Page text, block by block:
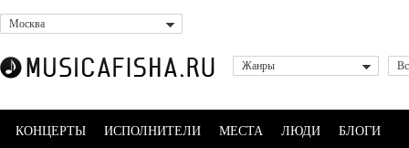
Москва
Жанры
КОНЦЕРТЫ ИСПОЛНИТЕЛИ МЕСТА ЛЮДИ БЛОГИ